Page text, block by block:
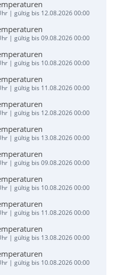
| gültig bis 12.08.2026 00:00
| gültig bis 09.08.2026 00:00
| gültig bis 10.08.2026 00:00
| gültig bis 11.08.2026 00:00
| gültig bis 12.08.2026 00:00
| gültig bis 13.08.2026 00:00
| gültig bis 09.08.2026 00:00
| gültig bis 10.08.2026 00:00
| gültig bis 11.08.2026 00:00
| gültig bis 13.08.2026 00:00
| gültig bis 10.08.2026 00:00